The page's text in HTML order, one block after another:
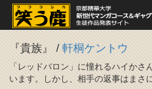
『貴族』 / 軒桐ケントウ
「レッドバロン」に憧れるハイか
います。しかし、相手の返事はまさ